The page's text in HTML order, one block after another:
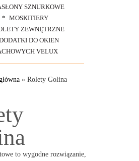
SZNURKOWE
MOSKITIERY
ZEWNĘTRZNE
DO OKIEN
VELUX
» Rolety Golina
to wygodne rozwiązanie,